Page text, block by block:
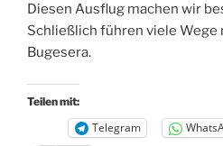
Diesen Ausflug machen wir
Schließlich führen viele Wege
Bugesera.
Teilen mit:
Telegram